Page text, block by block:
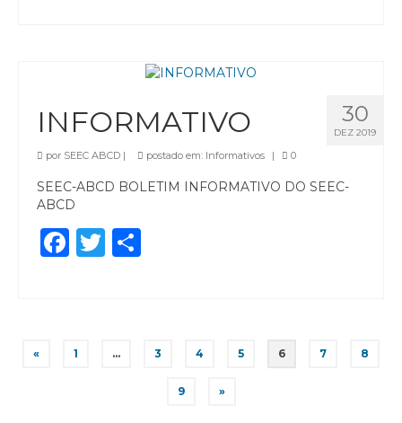
30
DEZ 2019
INFORMATIVO
por SEEC ABCD | postado em: Informativos | 0
SEEC-ABCD BOLETIM INFORMATIVO DO SEEC-
ABCD
Facebook
Twitter
« 1 … 3 4 5 6 7 8
9 »